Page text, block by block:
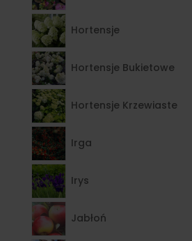
Hortensje
Hortensje Bukietowe
Hortensje Krzewiaste
Irga
Irys
Jabłoń